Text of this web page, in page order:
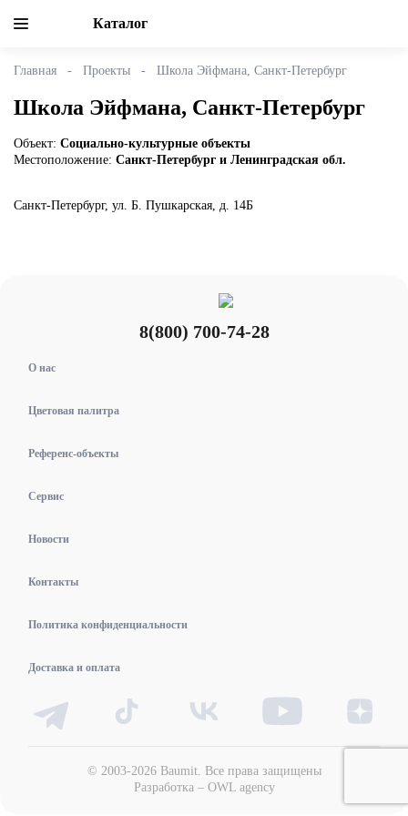
Каталог
Главная Проекты Школа Эйфмана, Санкт-Петербург
Школа Эйфмана, Санкт-Петербург
Объект: Социально-культурные объекты
Местоположение: Санкт-Петербург и Ленинградская обл.
Санкт-Петербург, ул. Б. Пушкарская, д. 14Б
8(800) 700-74-28
О нас
Цветовая палитра
Референс-объекты
Сервис
Новости
Контакты
Политика конфиденциальности
Доставка и оплата
© 2003-2026 Baumit. Все права защищены
Разработка – OWL agency